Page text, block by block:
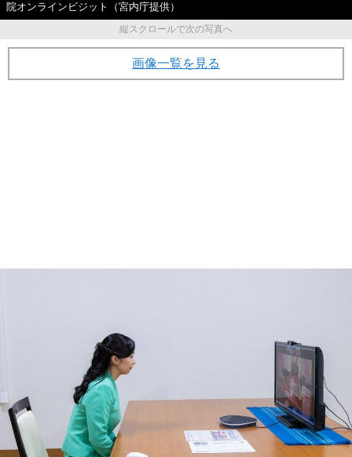
院オンラインビジット（宮内庁提供）
縦スクロールで次の写真へ
画像一覧を見る